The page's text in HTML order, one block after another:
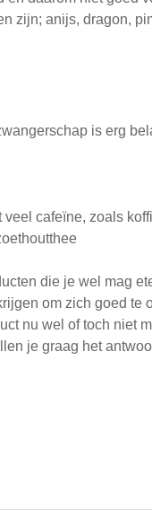
zijn; anijs, dragon,
is erg
cafeïne, zoals
die je wel mag
om zich goed te
nu wel of toch niet
je graag het